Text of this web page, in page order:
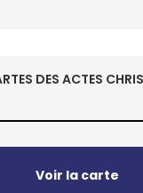
DES ACTES
Voir la carte